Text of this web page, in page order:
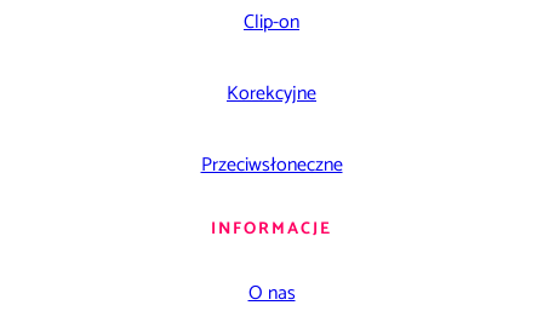
Clip-on
Korekcyjne
Przeciwsłoneczne
INFORMACJE
O nas